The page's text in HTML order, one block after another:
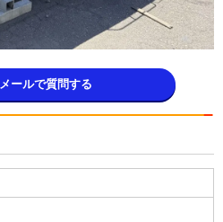
メールで質問する